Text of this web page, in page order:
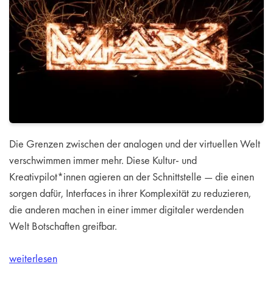
Die Grenzen zwischen der analogen und der virtuellen Welt
verschwimmen immer mehr. Diese Kultur- und
Kreativpilot*innen agieren an der Schnittstelle — die einen
sorgen dafür, Interfaces in ihrer Komplexität zu reduzieren,
die anderen machen in einer immer digitaler werdenden
Welt Botschaften greifbar.
weiterlesen